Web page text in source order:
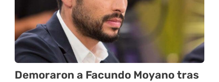
Demoraron a Facundo Moyano tras